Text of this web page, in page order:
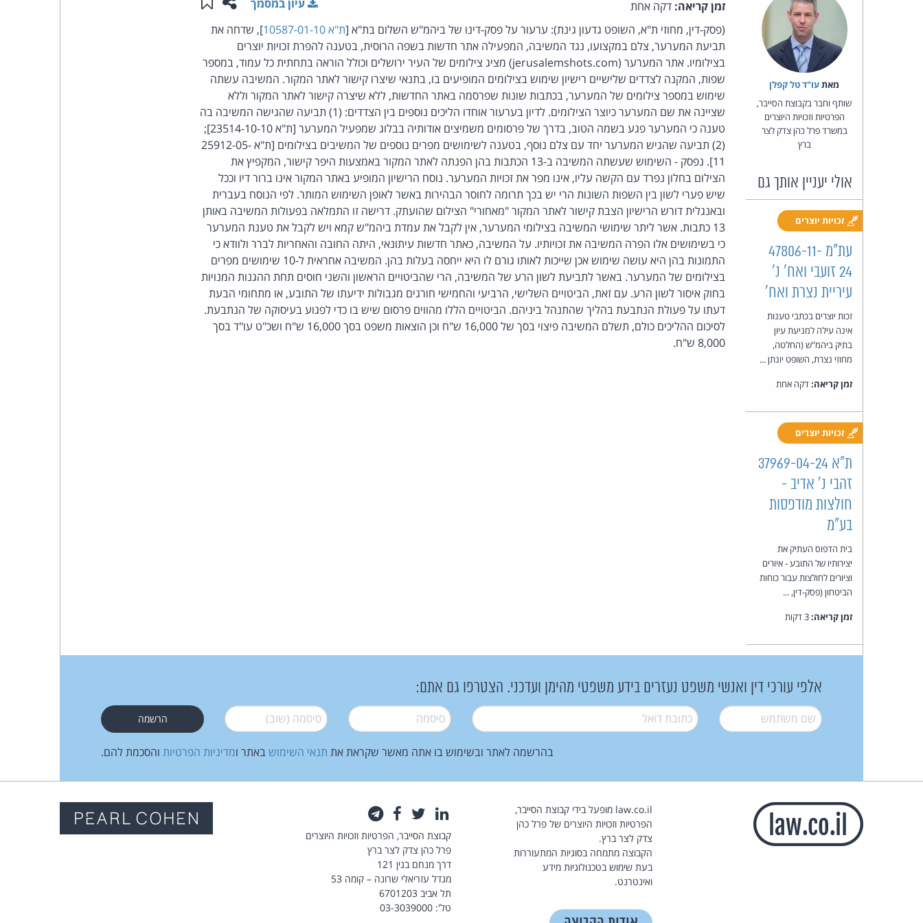
מאת‏עו"ד טל קפלן
שותף וחבר בקבוצת הסייבר,
הפרטיות וזכויות היוצרים
במשרד פרל כהן צדק לצר
ברץ
אולי יעניין אותך גם
זכויות יוצרים
עת"מ 47806-11-
24 זועבי ואח' נ'
עיריית נצרת ואח'
זכות יוצרים בכתבי טענות
אינה עילה למניעת עיון
בתיק ביהמ"ש (החלטה,
מחוזי נצרת, השופט יונתן ...
זמן קריאה:דקה אחת
זכויות יוצרים
ת"א 37969-04-24
זהבי נ' אדיב -
חולצות מודפסות
בע"מ
בית הדפוס העתיק את
יצירותיו של התובע - איורים
וציורים לחולצות עבור כוחות
הביטחון (פסק-דין, ...
זמן קריאה:
זמן קריאה: דקה אחת
עיון במסמך
(פסק-דין, מחוזי ת"א, השופט גדעון גינת): ערעור על פסק-דינו של ביהמ"ש השלום בת"א [ת"א 10587-01-10
], שדחה את
תביעת המערער, צלם במקצועו, נגד המשיבה, המפעילה אתר חדשות בשפה הרוסית, בטענה להפרת זכויות יוצרים
בצילומיו. אתר המערער (jerusalemshots.com) מציג צילומים של העיר ירושלים וכולל הוראה בתחתית כל עמוד, במספר
שפות, המקנה לצדדים שלישיים רישיון שימוש בצילומים המופיעים בו, בתנאי שיצרו קישור לאתר המקור. המשיבה עשתה
שימוש במספר צילומים של המערער, בכתבות שונות שפרסמה באתר החדשות, ללא שיצרה קישור לאתר המקור וללא
שציינה את שם המערער כיוצר הצילומים. לדיון בערעור אוחדו הליכים נוספים בין הצדדים: (1) תביעה שהגישה המשיבה בה
טענה כי המערער פגע בשמה הטוב, בדרך של פרסומים משמיצים אודותיה בבלוג שמפעיל המערער [ת"א 23514-10-10];
(2) תביעה שהגיש המערער יחד עם צלם נוסף, בטענה לשימושים מפרים נוספים של המשיבים בצילומים [ת"א 25912-05-
11]. נפסק - השימוש שעשתה המשיבה ב-13 הכתבות בהן הפנתה לאתר המקור באמצעות היפר קישור, המקפיץ את
הצילום בחלון נפרד עם הקשה עליו, אינו מפר את זכויות המערער. נוסח הרישיון המופיע באתר המקור אינו ברור דיו וככל
שיש פערי לשון בין השפות השונות הרי יש בכך תרומה לחוסר הבהירות באשר לאופן השימוש המותר. לפי הנוסח בעברית
ובאנגלית דורש הרישיון הצבת קישור לאתר המקור "מאחורי" הצילום שהועתק. דרישה זו התמלאה בפעולות המשיבה באותן
13 כתבות. אשר ליתר שימושי המשיבה בצילומי המערער, אין לקבל את עמדת ביהמ"ש קמא ויש לקבל את טענת המערער
כי בשימושים אלו הפרה המשיבה את זכויותיו. על המשיבה, כאתר חדשות עיתונאי, היתה החובה והאחריות לברר ולוודא כי
התמונות בהן היא עושה שימוש אכן שייכות לאותו גורם לו היא ייחסה בעלות בהן. המשיבה אחראית ל-10 שימושים מפרים
בצילומים של המערער. באשר לתביעת לשון הרע של המשיבה, הרי שהביטויים הראשון והשני חוסים תחת ההגנות המנויות
בחוק איסור לשון הרע. עם זאת, הביטויים השלישי, הרביעי והחמישי חורגים מגבולות ידיעתו של התובע, או מתחומי הבעת
דעתו על פעולת הנתבעת בהליך שהתנהל ביניהם. הביטויים הללו מהווים פרסום שיש בו כדי לפגוע בעיסוקה של הנתבעת.
לסיכום ההליכים כולם, תשלם המשיבה פיצוי בסך של 16,000 ש"ח וכן הוצאות משפט בסך 16,000 ש"ח ושכ"ט עו"ד בסך
8,000 ש"ח.
אלפי עורכי דין ואנשי משפט נעזרים בידע משפטי מהימן ועדכני. הצטרפו גם אתם:
שם משתמש* דואל* סיסמה* סיסמה (שוב)*
בהרשמה לאתר ובשימוש בו אתה מאשר שקראת את תנאי השימוש באתר ומדיניות הפרטיות והסכמת להם.
law.co.il מופעל בידי קבוצת הסייבר,
הפרטיות וזכויות היוצרים של פרל כהן
צדק לצר ברץ.
הקבוצה מתמחה בסוגיות המתעוררות
בעת שימוש בטכנולוגיות מידע
ואינטרנט.
לינקדאין
טוויטרפייסבוק
קבוצת הסייבר, הפרטיות וזכויות היוצרים
פרל כהן צדק לצר ברץ
דרך מנחם בגין 121
מגדל עזריאלי שרונה – קומה 53
תל אביב 6701203
טל': 03-3039000